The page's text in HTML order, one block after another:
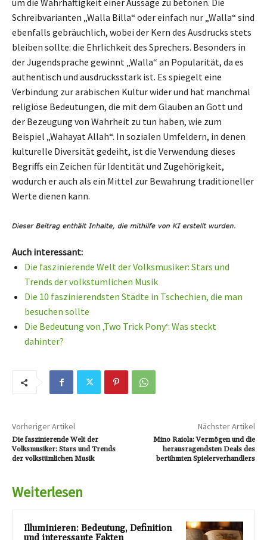
Schreibvarianten „Walla Billa“ oder einfach nur „Walla“ sind
ebenfalls gebräuchlich, wobei der Kern des Ausdrucks stets
bleiben sollte: die Ehrlichkeit des Sprechers. Besonders in
der Jugendsprache gewinnt „Walla“ an Popularität, da es
authentisch und ausdrucksstark ist. Es spiegelt eine
Verbindung zur arabischen Kultur wider und hat manchmal
religiöse Bedeutungen, die mit dem Glauben an Gott und
der Bezeugung von Wahrheit zu tun haben, wie zum
Beispiel „Wahayat Allah“. In sozialen Umfeldern, in denen
kulturelle Diversität gedeiht, ist die Verwendung dieses
Begriffs ein Zeichen für Identität und Zugehörigkeit,
wodurch er auch als ein Mittel zur Bewahrung traditioneller
Werte dienen kann.
Auch interessant:
Die faszinierende Welt der Volksmusiker: Stars und
Trends der volkstümlichen Musik
Die 10 faszinierendsten Städte in Tschechien, die man
besuchen sollte
Die Bedeutung von ‚Two Trick Pony‘: Was steckt
dahinter?
Vorheriger Artikel
Die faszinierende Welt der
Volksmusiker: Stars und Trends
der volkstümlichen Musik
Nächster Artikel
Mino Raiola: Vermögen und die
herausragendsten Deals des
berühmten Spielerverhandlers
Weiterlesen
Illuminieren: Bedeutung, Definition